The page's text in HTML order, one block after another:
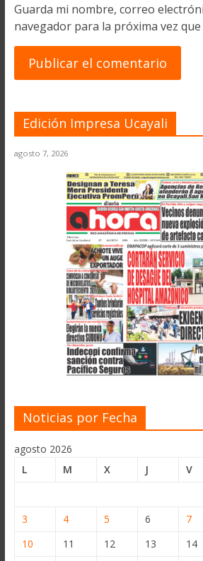
Guarda mi nombre, correo
navegador para la próxima vez
Edición Impresa Ucayali
agosto 7, 2026
Noticias por Fecha
agosto 2026
L
M X J V
3
4 5 6 7
10
11 12 13 14